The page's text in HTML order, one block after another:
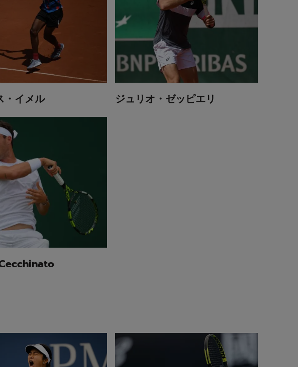
・イメル ジュリオ・ゼッピエリ